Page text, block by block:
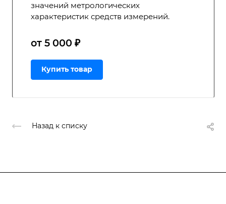
значений метрологических
характеристик средств измерений.
от 5 000 ₽
Купить товар
Назад к списку